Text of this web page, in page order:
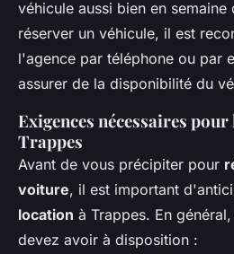
véhicule aussi bien en
réserver un véhicule, il est
l'agence par téléphone ou par
assurer de la disponibilité du
Exigences nécessaires
Trappes
Avant de vous précipiter pour
voiture, il est important
location à Trappes. En
devez avoir à disposition :